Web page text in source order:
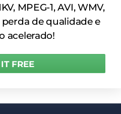
MPEG-1, AVI, WMV,
de qualidade e
acelerado!
FREE